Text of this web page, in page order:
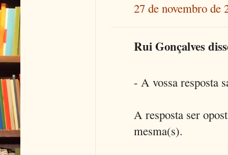
27 de novembro de
Rui Gonçalves
- A vossa resposta
A resposta ser
mesma(s).